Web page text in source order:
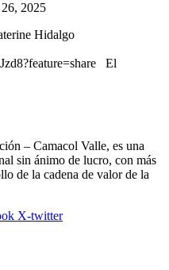
2025
Hidalgo
El
– Camacol Valle, es una
sin ánimo de lucro, con más
de la cadena de valor de la
X-twitter